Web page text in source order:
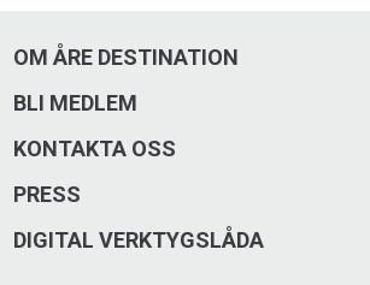
OM ÅRE DESTINATION
BLI MEDLEM
KONTAKTA OSS
PRESS
DIGITAL VERKTYGSLÅDA